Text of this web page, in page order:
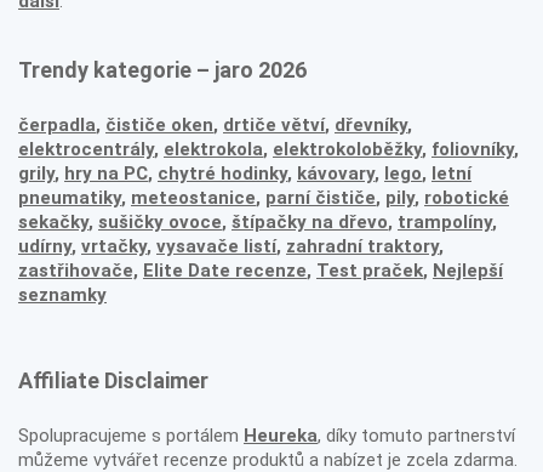
Trendy kategorie – jaro 2026
čerpadla, čističe oken, drtiče větví, dřevníky,
elektrocentrály, elektrokola, elektrokoloběžky, foliovníky,
grily, hry na PC, chytré hodinky, kávovary, lego, letní
pneumatiky, meteostanice, parní čističe, pily, robotické
sekačky, sušičky ovoce, štípačky na dřevo, trampolíny,
udírny, vrtačky, vysavače listí, zahradní traktory,
zastřihovače, Elite Date recenze, Test praček, Nejlepší
seznamky
Affiliate Disclaimer
Spolupracujeme s portálem Heureka, díky tomuto partnerství
můžeme vytvářet recenze produktů a nabízet je zcela zdarma.